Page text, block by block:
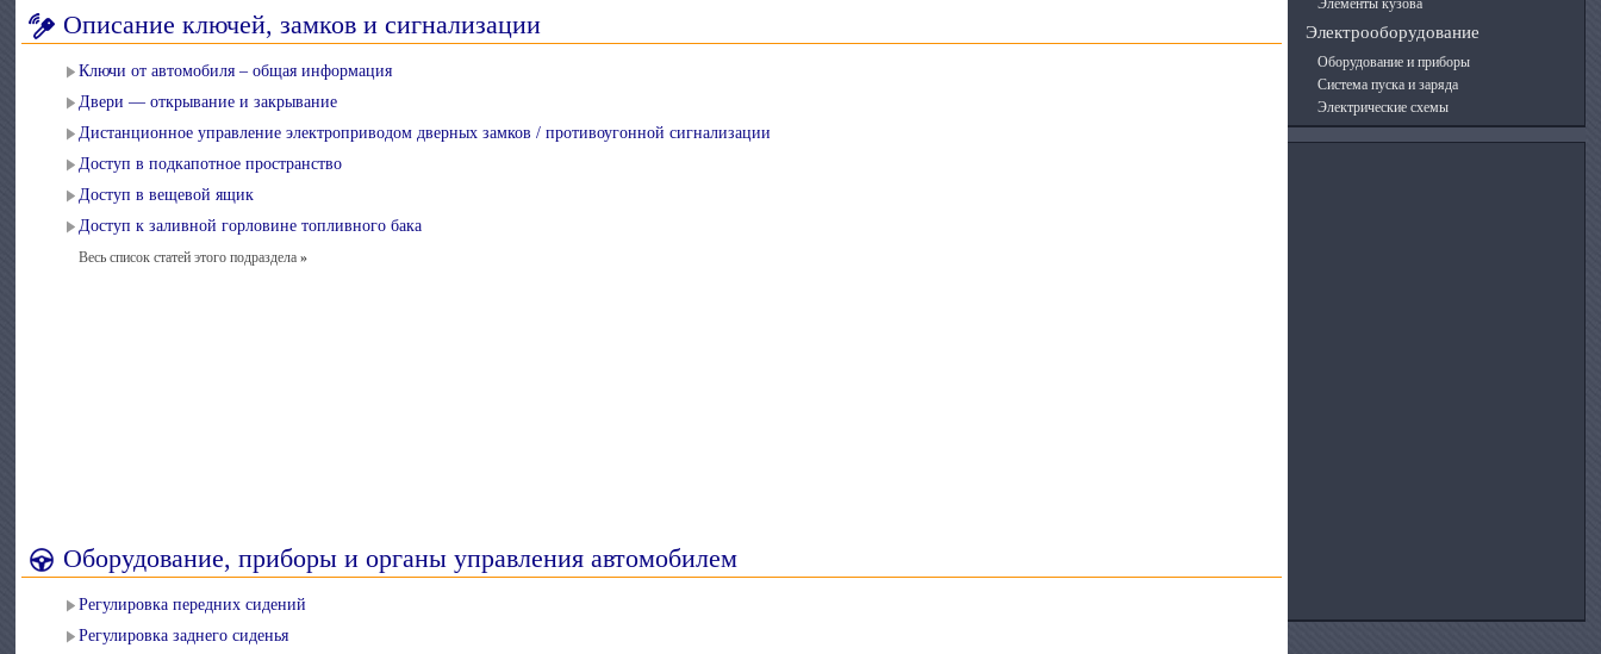
Описание ключей, замков и сигнализации
Ключи от автомобиля – общая информация
Двери — открывание и закрывание
Дистанционное управление электроприводом дверных замков / противоугонной сигнализации
Доступ в подкапотное пространство
Доступ в вещевой ящик
Доступ к заливной горловине топливного бака
Весь список статей этого подраздела»
Оборудование, приборы и органы управления автомобилем
Регулировка передних сидений
Регулировка заднего сиденья
Элементы кузова
Электрооборудование
Оборудование и приборы
Система пуска и заряда
Электрические схемы